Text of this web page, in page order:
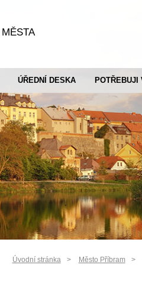
ÚŘEDNÍ DESKA POTŘEBUJI
Úvodní stránka Město Příbram